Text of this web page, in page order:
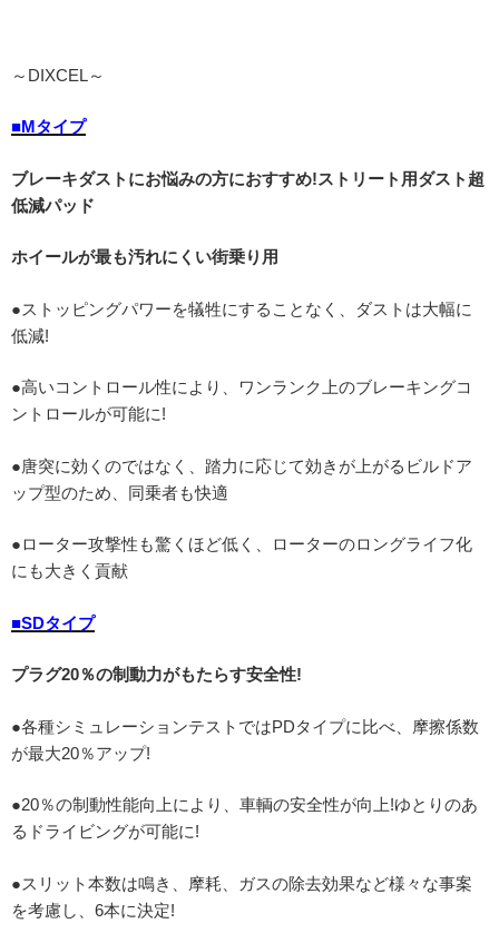
～DIXCEL～
■Mタイプ
ブレーキダストにお悩みの方におすすめ!ストリート用ダスト超
低減パッド
ホイールが最も汚れにくい街乗り用
●ストッピングパワーを犠牲にすることなく、ダストは大幅に
低減!
●高いコントロール性により、ワンランク上のブレーキングコ
ントロールが可能に!
●唐突に効くのではなく、踏力に応じて効きが上がるビルドア
ップ型のため、同乗者も快適
●ローター攻撃性も驚くほど低く、ローターのロングライフ化
にも大きく貢献
■SDタイプ
プラグ20％の制動力がもたらす安全性!
●各種シミュレーションテストではPDタイプに比べ、摩擦係数
が最大20％アップ!
●20％の制動性能向上により、車輌の安全性が向上!ゆとりのあ
るドライビングが可能に!
●スリット本数は鳴き、摩耗、ガスの除去効果など様々な事案
を考慮し、6本に決定!